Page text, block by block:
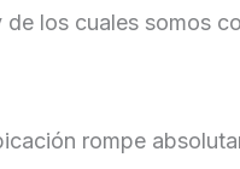
los cuales somos
rompe